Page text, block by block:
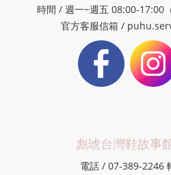
時間 / 週一~週五 08:00-17:00
官方客服信箱 /
彪琥台灣鞋故事
電話 / 07-389-2246